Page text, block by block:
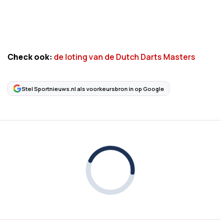
Check ook: de loting van de Dutch Darts Masters
Stel Sportnieuws.nl als voorkeursbron in op Google